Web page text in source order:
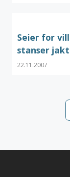
Seier for
stanser
22.11.2007